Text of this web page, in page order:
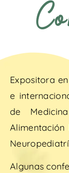
Expositora
e
de
Algunas